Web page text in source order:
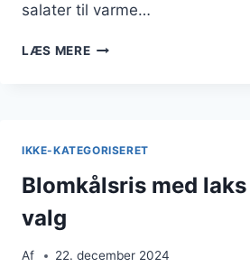
salater til varme…
LÆS MEREBLOMKÅLSRIS
IKKE-KATEGORISERET
Blomkålsris med
valg
Af 22. december 2024